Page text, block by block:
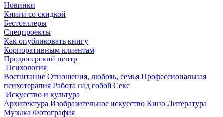
Новинки
Книги со скидкой
Бестселлеры
Спецпроекты
Как опубликовать книгу
Корпоративным клиентам
Продюсерский центр
Психология
Воспитание Отношения, любовь, семья Профессиональная
психотерапия Работа над собой Секс
Искусство и культура
Архитектура Изобразительное искусство Кино Литература
Музыка Фотография